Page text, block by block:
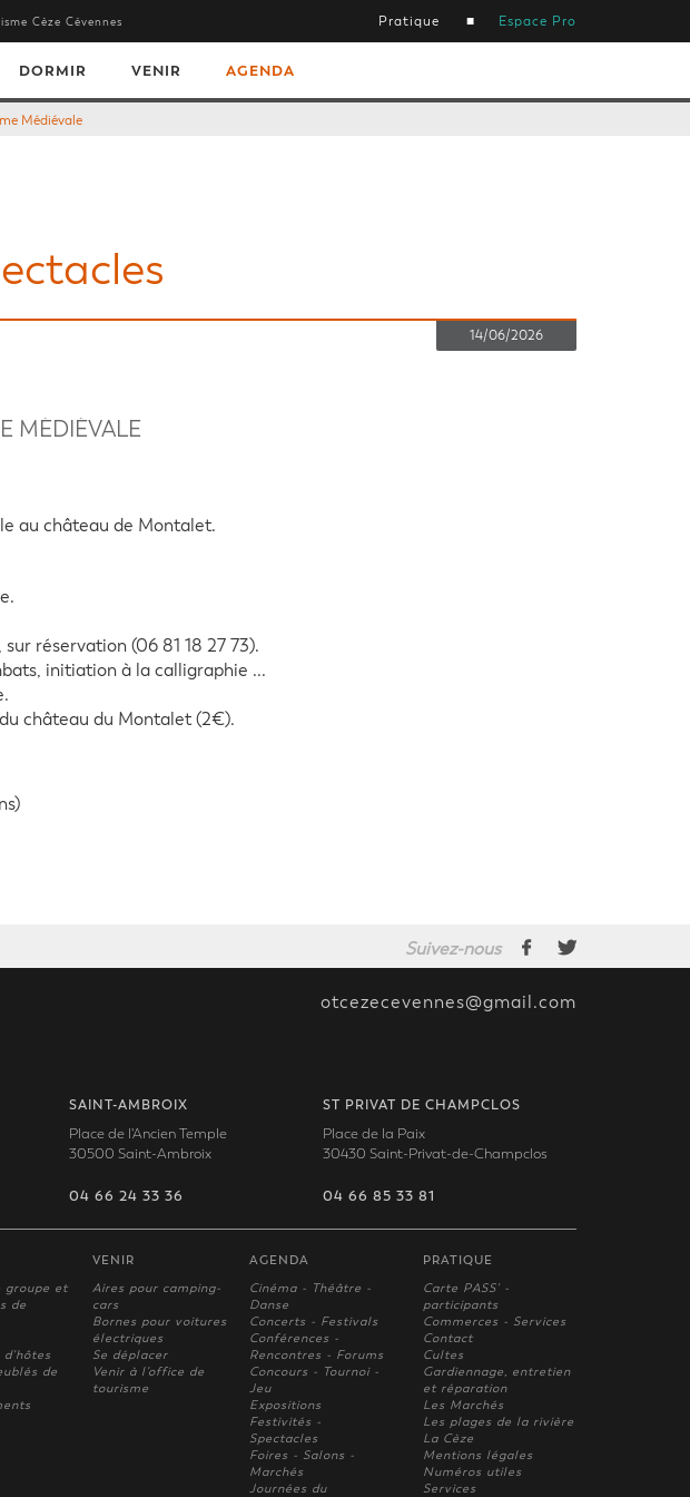
Cèze Cévennes Pratique Espace Pro
DORMIR VENIR AGENDA
Médiévale
14/06/2026
MÉDIÉVALE
au château de Montalet.
réservation (06 81 18 27 73).
initiation à la calligraphie ...
château du Montalet (2€).
Suivez-nous
otcezecevennes@gmail.com
SAINT-AMBROIX
Place de l'Ancien Temple
30500 Saint-Ambroix
04 66 24 33 36
ST PRIVAT DE CHAMPCLOS
Place de la Paix
30430 Saint-Privat-de-Champclos
04 66 85 33 81
groupe et
de
d'hôtes
de
VENIR
Aires pour camping-
cars
Bornes pour voitures
électriques
Se déplacer
Venir à l'office de
tourisme
AGENDA
Cinéma - Théâtre -
Danse
Concerts - Festivals
Conférences -
Rencontres - Forums
Concours - Tournoi -
Jeu
Expositions
Festivités -
Spectacles
Foires - Salons -
Marchés
Journées du
PRATIQUE
Carte PASS' -
participants
Commerces - Services
Contact
Cultes
Gardiennage, entretien
et réparation
Les Marchés
Les plages de la rivière
La Cèze
Mentions légales
Numéros utiles
Services